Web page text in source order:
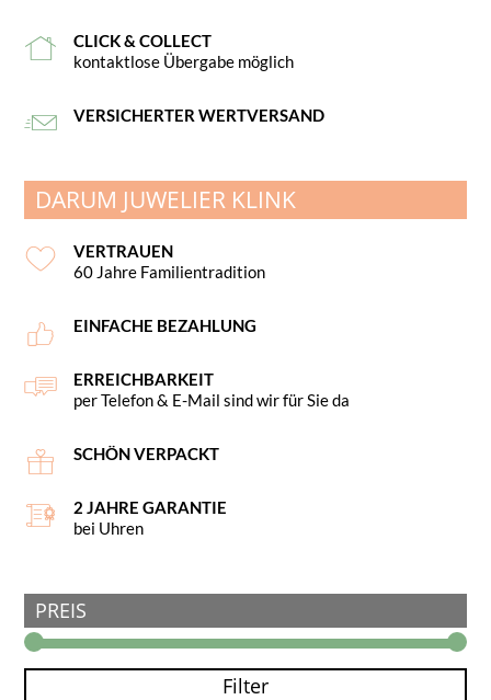
CLICK & COLLECT
kontaktlose Übergabe möglich
VERSICHERTER WERTVERSAND
DARUM JUWELIER KLINK
VERTRAUEN
60 Jahre Familientradition
EINFACHE BEZAHLUNG
ERREICHBARKEIT
per Telefon & E-Mail sind wir für Sie da
SCHÖN VERPACKT
2 JAHRE GARANTIE
bei Uhren
PREIS
Filter